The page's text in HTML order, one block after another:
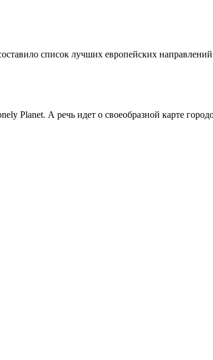
список лучших европейских
Planet. А речь идет о своеобразной карте